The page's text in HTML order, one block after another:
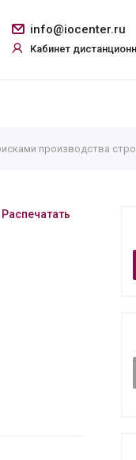
info@iocenter.ru
Кабинет
производства
Распечатать